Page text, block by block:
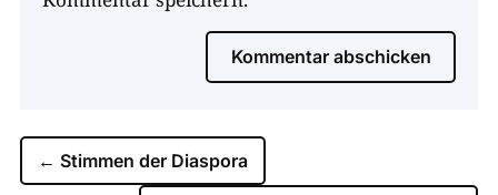
Kommentar abschicken
← Stimmen der Diaspora